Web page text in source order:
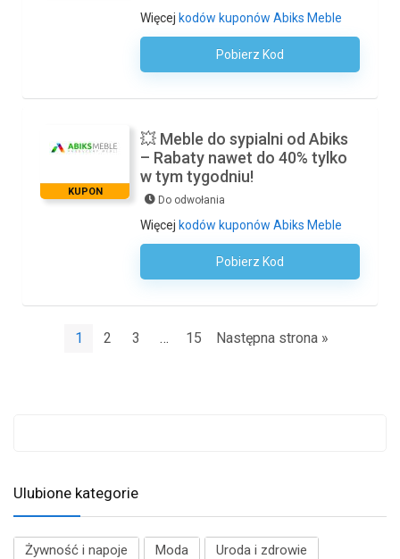
Więcej kodów kuponów Abiks Meble
Pobierz Kod
Kod Nie Jest Wymagany
KUPON
💥 Meble do sypialni od Abiks
– Rabaty nawet do 40% tylko
w tym tygodniu!
Do odwołania
Więcej kodów kuponów Abiks Meble
Pobierz Kod
Kod Nie Jest Wymagany
1 2 3 … 15 Następna strona »
Ulubione kategorie
Żywność i napoje Moda
Uroda i zdrowie